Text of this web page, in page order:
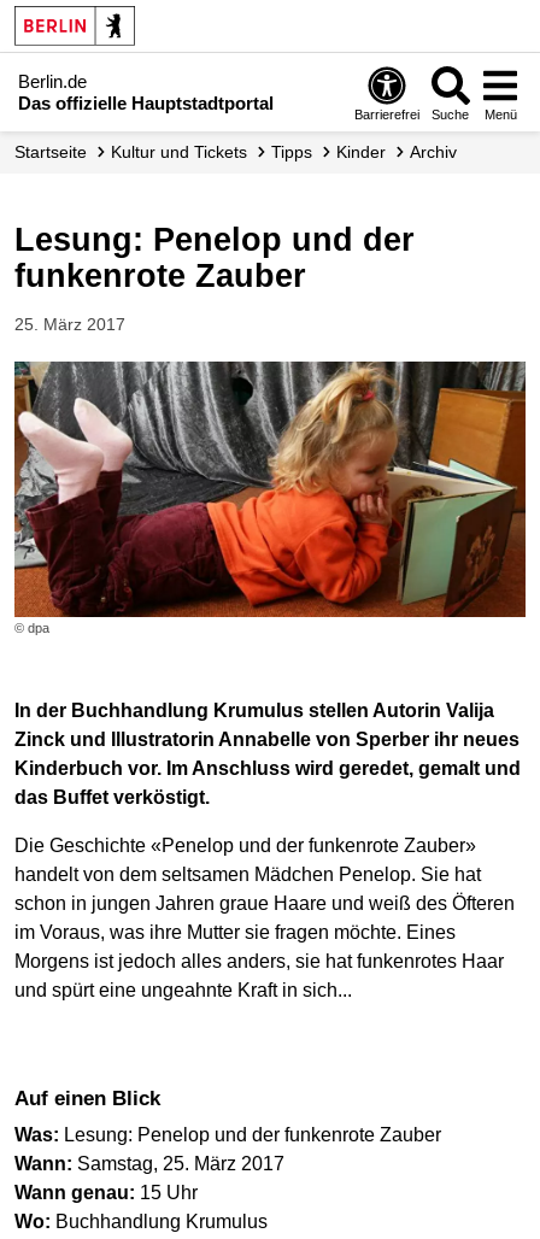
Berlin.de
Das offizielle Hauptstadtportal
Barrierefrei Suche Menü
Startseite Kultur und Tickets Tipps Kinder Archiv
Lesung: Penelop und der
funkenrote Zauber
25. März 2017
© dpa
In der Buchhandlung Krumulus stellen Autorin Valija
Zinck und Illustratorin Annabelle von Sperber ihr neues
Kinderbuch vor. Im Anschluss wird geredet, gemalt und
das Buffet verköstigt.
Die Geschichte «Penelop und der funkenrote Zauber»
handelt von dem seltsamen Mädchen Penelop. Sie hat
schon in jungen Jahren graue Haare und weiß des Öfteren
im Voraus, was ihre Mutter sie fragen möchte. Eines
Morgens ist jedoch alles anders, sie hat funkenrotes Haar
und spürt eine ungeahnte Kraft in sich...
Auf einen Blick
Was: Lesung: Penelop und der funkenrote Zauber
Wann: Samstag, 25. März 2017
Wann genau: 15 Uhr
Wo: Buchhandlung Krumulus